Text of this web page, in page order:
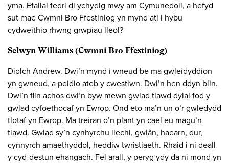
yma. Efallai fedri di ychydig mwy am Cymunedoli, a hefyd
sut mae Cwmni Bro Ffestiniog yn mynd ati i hybu
cydweithio rhwng grwpiau lleol?
Selwyn Williams (Cwmni Bro Ffestiniog)
Diolch Andrew. Dwi’n mynd i wneud be ma gwleidyddion
yn gwneud, a peidio ateb y cwestiwn. Dwi’n hen ddyn blin.
Dwi’n flin achos dwi’n byw mewn gwlad tlawd dylai fod y
gwlad cyfoethocaf yn Ewrop. Ond eto ma’n un o’r gwledydd
tlotaf yn Ewrop. Ma treiran o’n plant yn cael eu magu’n
tlawd. Gwlad sy’n cynhyrchu llechi, gwlân, haearn, dur,
cynnyrch amaethyddol, heddiw twristiaeth. Rhaid i ni deall
y cyd-destun ehangach. Fel arall, y peryg ydy da ni mond yn